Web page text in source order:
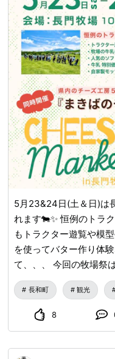
5月23&24日(土＆日)は
れます🐄✨ 恒例のトラクターと綱引き対決開催！ その他に
もトラクター遊覧や模
を使ってバター作り体験など
て、、、 今回の牧場祭
2026』も同時開催✨ ○
フロマージュ(東御市)
田高原アイスクリーム
長和町 観光
8